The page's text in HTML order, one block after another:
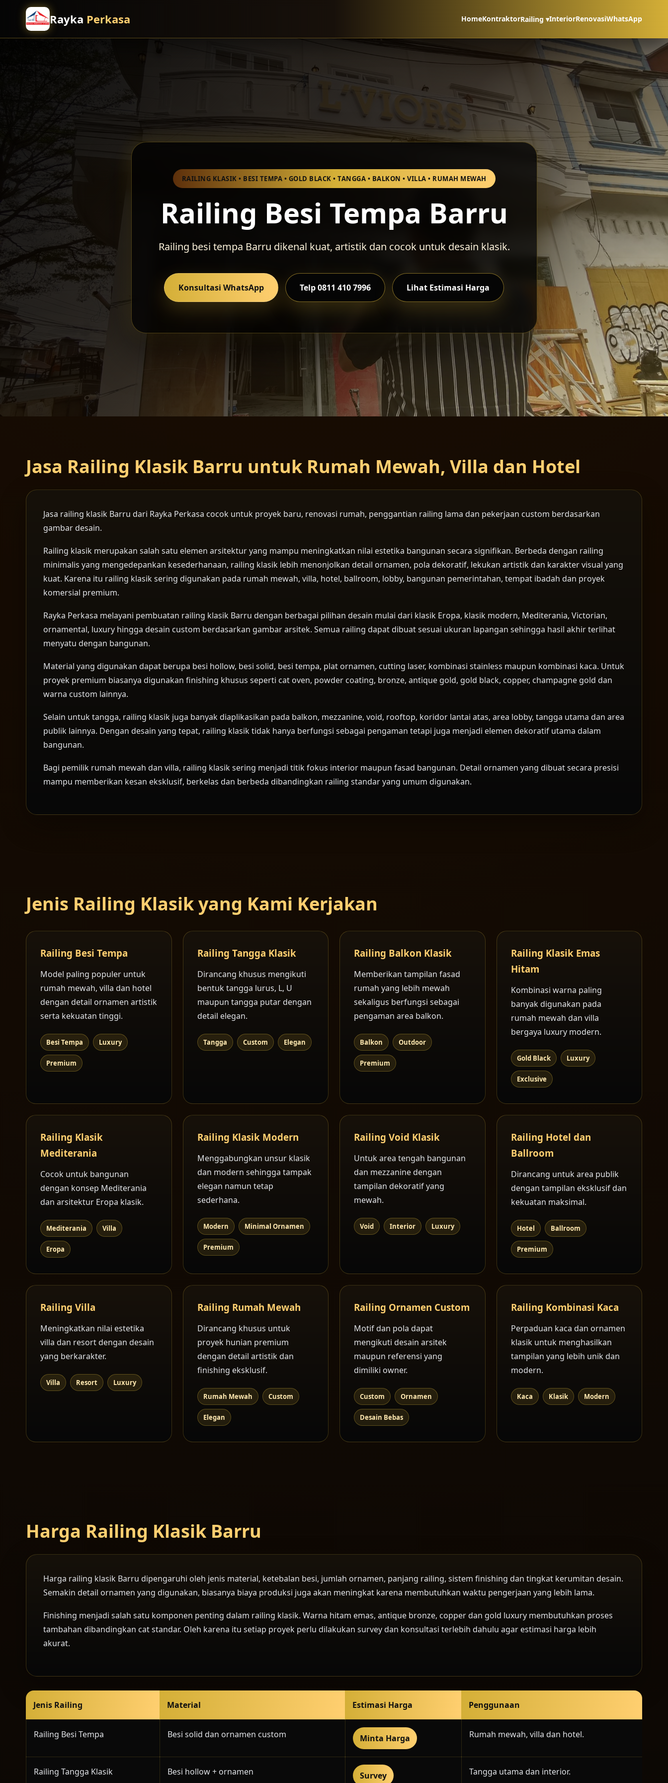
Rayka Perkasa HomeKontraktorRailing ▾InteriorRenovasiWhatsApp
RAILING KLASIK • BESI TEMPA • GOLD BLACK • TANGGA • BALKON • VILLA • RUMAH MEWAH
Railing Besi Tempa Barru
Railing besi tempa Barru dikenal kuat, artistik dan cocok untuk desain klasik.
Konsultasi WhatsApp Telp 0811 410 7996 Lihat Estimasi Harga
Jasa Railing Klasik Barru untuk Rumah Mewah, Villa dan Hotel
Jasa railing klasik Barru dari Rayka Perkasa cocok untuk proyek baru, renovasi rumah, penggantian railing lama dan pekerjaan custom berdasarkan
gambar desain.
Railing klasik merupakan salah satu elemen arsitektur yang mampu meningkatkan nilai estetika bangunan secara signifikan. Berbeda dengan railing
minimalis yang mengedepankan kesederhanaan, railing klasik lebih menonjolkan detail ornamen, pola dekoratif, lekukan artistik dan karakter visual yang
kuat. Karena itu railing klasik sering digunakan pada rumah mewah, villa, hotel, ballroom, lobby, bangunan pemerintahan, tempat ibadah dan proyek
komersial premium.
Rayka Perkasa melayani pembuatan railing klasik Barru dengan berbagai pilihan desain mulai dari klasik Eropa, klasik modern, Mediterania, Victorian,
ornamental, luxury hingga desain custom berdasarkan gambar arsitek. Semua railing dapat dibuat sesuai ukuran lapangan sehingga hasil akhir terlihat
menyatu dengan bangunan.
Material yang digunakan dapat berupa besi hollow, besi solid, besi tempa, plat ornamen, cutting laser, kombinasi stainless maupun kombinasi kaca. Untuk
proyek premium biasanya digunakan finishing khusus seperti cat oven, powder coating, bronze, antique gold, gold black, copper, champagne gold dan
warna custom lainnya.
Selain untuk tangga, railing klasik juga banyak diaplikasikan pada balkon, mezzanine, void, rooftop, koridor lantai atas, area lobby, tangga utama dan area
publik lainnya. Dengan desain yang tepat, railing klasik tidak hanya berfungsi sebagai pengaman tetapi juga menjadi elemen dekoratif utama dalam
bangunan.
Bagi pemilik rumah mewah dan villa, railing klasik sering menjadi titik fokus interior maupun fasad bangunan. Detail ornamen yang dibuat secara presisi
mampu memberikan kesan eksklusif, berkelas dan berbeda dibandingkan railing standar yang umum digunakan.
Jenis Railing Klasik yang Kami Kerjakan
Railing Besi Tempa
Model paling populer untuk
rumah mewah, villa dan hotel
dengan detail ornamen artistik
serta kekuatan tinggi.
Besi Tempa Luxury
Premium
Railing Tangga Klasik
Dirancang khusus mengikuti
bentuk tangga lurus, L, U
maupun tangga putar dengan
detail elegan.
Tangga Custom Elegan
Railing Balkon Klasik
Memberikan tampilan fasad
rumah yang lebih mewah
sekaligus berfungsi sebagai
pengaman area balkon.
Balkon Outdoor
Premium
Railing Klasik Emas
Hitam
Kombinasi warna paling
banyak digunakan pada
rumah mewah dan villa
bergaya luxury modern.
Gold Black Luxury
Exclusive
Railing Klasik
Mediterania
Cocok untuk bangunan
dengan konsep Mediterania
dan arsitektur Eropa klasik.
Mediterania Villa
Eropa
Railing Klasik Modern
Menggabungkan unsur klasik
dan modern sehingga tampak
elegan namun tetap
sederhana.
Modern Minimal Ornamen
Premium
Railing Void Klasik
Untuk area tengah bangunan
dan mezzanine dengan
tampilan dekoratif yang
mewah.
Void Interior Luxury
Railing Hotel dan
Ballroom
Dirancang untuk area publik
dengan tampilan eksklusif dan
kekuatan maksimal.
Hotel Ballroom
Premium
Railing Villa
Meningkatkan nilai estetika
villa dan resort dengan desain
yang berkarakter.
Villa Resort Luxury
Railing Rumah Mewah
Dirancang khusus untuk
proyek hunian premium
dengan detail artistik dan
finishing eksklusif.
Rumah Mewah Custom
Elegan
Railing Ornamen Custom
Motif dan pola dapat
mengikuti desain arsitek
maupun referensi yang
dimiliki owner.
Custom Ornamen
Desain Bebas
Railing Kombinasi Kaca
Perpaduan kaca dan ornamen
klasik untuk menghasilkan
tampilan yang lebih unik dan
modern.
Kaca Klasik Modern
Harga Railing Klasik Barru
Harga railing klasik Barru dipengaruhi oleh jenis material, ketebalan besi, jumlah ornamen, panjang railing, sistem finishing dan tingkat kerumitan desain.
Semakin detail ornamen yang digunakan, biasanya biaya produksi juga akan meningkat karena membutuhkan waktu pengerjaan yang lebih lama.
Finishing menjadi salah satu komponen penting dalam railing klasik. Warna hitam emas, antique bronze, copper dan gold luxury membutuhkan proses
tambahan dibandingkan cat standar. Oleh karena itu setiap proyek perlu dilakukan survey dan konsultasi terlebih dahulu agar estimasi harga lebih
akurat.
Jenis Railing Material Estimasi Harga Penggunaan
Railing Besi Tempa Besi solid dan ornamen custom Minta Harga Rumah mewah, villa dan hotel.
Railing Tangga Klasik Besi hollow + ornamen Survey Tangga utama dan interior.